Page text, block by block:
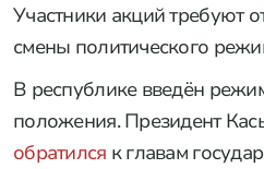
Участники акций требуют
смены политического
В республике введён
положения. Президент
обратился к главам